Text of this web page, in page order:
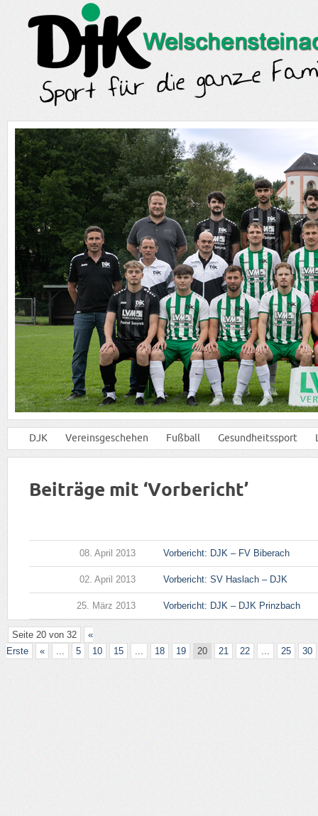
DJK Vereinsgeschehen Fußball Gesundheitssport
Beiträge mit ‘Vorbericht’
08. April 2013 Vorbericht: DJK – FV Biberach
02. April 2013 Vorbericht: SV Haslach – DJK
25. März 2013 Vorbericht: DJK – DJK Prinzbach
Seite 20 von 32
«
Erste
« ... 5 10 15 ... 18 19 20 21 22 ... 25 30